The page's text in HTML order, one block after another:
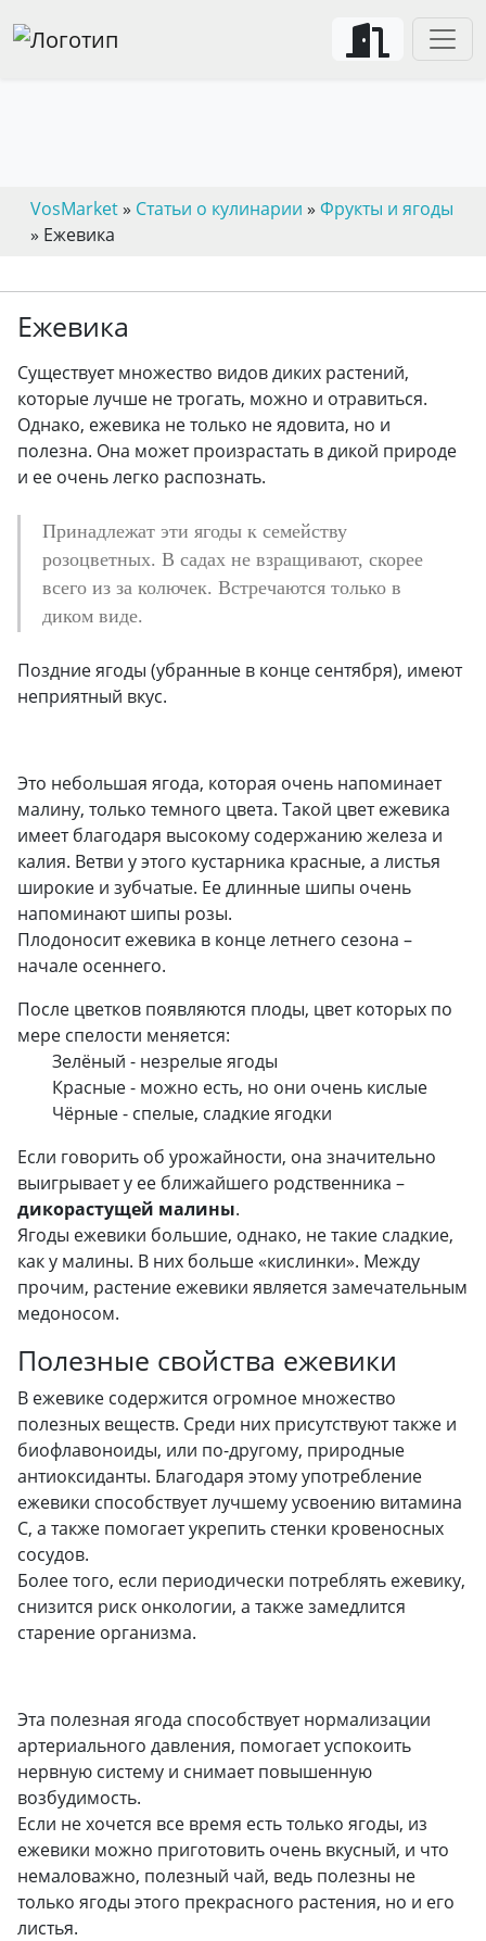
VosMarket» Статьи о кулинарии » Фрукты и ягоды
» Ежевика
Ежевика
Существует множество видов диких растений,
которые лучше не трогать, можно и отравиться.
Однако, ежевика не только не ядовита, но и
полезна. Она может произрастать в дикой природе
и ее очень легко распознать.
Принадлежат эти ягоды к семейству
розоцветных. В садах не взращивают, скорее
всего из за колючек. Встречаются только в
диком виде.
Поздние ягоды (убранные в конце сентября), имеют
неприятный вкус.
Это небольшая ягода, которая очень напоминает
малину, только темного цвета. Такой цвет ежевика
имеет благодаря высокому содержанию железа и
калия. Ветви у этого кустарника красные, а листья
широкие и зубчатые. Ее длинные шипы очень
напоминают шипы розы.
Плодоносит ежевика в конце летнего сезона –
начале осеннего.
После цветков появляются плоды, цвет которых по
мере спелости меняется:
Зелёный - незрелые ягоды
Красные - можно есть, но они очень кислые
Чёрные - спелые, сладкие ягодки
Если говорить об урожайности, она значительно
выигрывает у ее ближайшего родственника –
дикорастущей малины.
Ягоды ежевики большие, однако, не такие сладкие,
как у малины. В них больше «кислинки». Между
прочим, растение ежевики является замечательным
медоносом.
Полезные свойства ежевики
В ежевике содержится огромное множество
полезных веществ. Среди них присутствуют также и
биофлавоноиды, или по-другому, природные
антиоксиданты. Благодаря этому употребление
ежевики способствует лучшему усвоению витамина
С, а также помогает укрепить стенки кровеносных
сосудов.
Более того, если периодически потреблять ежевику,
снизится риск онкологии, а также замедлится
старение организма.
Эта полезная ягода способствует нормализации
артериального давления, помогает успокоить
нервную систему и снимает повышенную
возбудимость.
Если не хочется все время есть только ягоды, из
ежевики можно приготовить очень вкусный, и что
немаловажно, полезный чай, ведь полезны не
только ягоды этого прекрасного растения, но и его
листья.